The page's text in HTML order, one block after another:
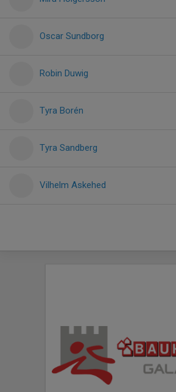
Oscar Sundborg
Robin Duwig
Tyra Borén
Tyra Sandberg
Vilhelm Askehed